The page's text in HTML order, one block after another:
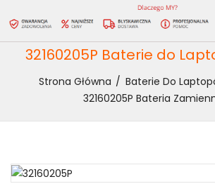
32160205P Baterie do
Strona Główna Baterie Do
32160205P Bateria